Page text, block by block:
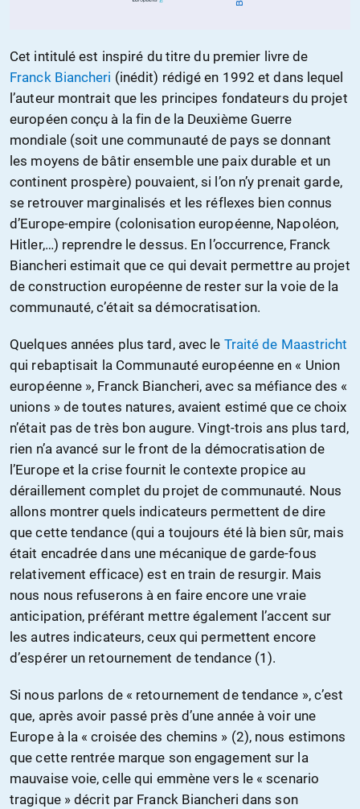
Cet intitulé est inspiré du titre du premier livre de
Franck Biancheri (inédit) rédigé en 1992 et dans lequel
l’auteur montrait que les principes fondateurs du projet
européen conçu à la fin de la Deuxième Guerre
mondiale (soit une communauté de pays se donnant
les moyens de bâtir ensemble une paix durable et un
continent prospère) pouvaient, si l’on n’y prenait garde,
se retrouver marginalisés et les réflexes bien connus
d’Europe-empire (colonisation européenne, Napoléon,
Hitler,…) reprendre le dessus. En l’occurrence, Franck
Biancheri estimait que ce qui devait permettre au projet
de construction européenne de rester sur la voie de la
communauté, c’était sa démocratisation.
Quelques années plus tard, avec le Traité de Maastricht
qui rebaptisait la Communauté européenne en « Union
européenne », Franck Biancheri, avec sa méfiance des «
unions » de toutes natures, avaient estimé que ce choix
n’était pas de très bon augure. Vingt-trois ans plus tard,
rien n’a avancé sur le front de la démocratisation de
l’Europe et la crise fournit le contexte propice au
déraillement complet du projet de communauté. Nous
allons montrer quels indicateurs permettent de dire
que cette tendance (qui a toujours été là bien sûr, mais
était encadrée dans une mécanique de garde-fous
relativement efficace) est en train de resurgir. Mais
nous nous refuserons à en faire encore une vraie
anticipation, préférant mettre également l’accent sur
les autres indicateurs, ceux qui permettent encore
d’espérer un retournement de tendance (1).
Si nous parlons de « retournement de tendance », c’est
que, après avoir passé près d’une année à voir une
Europe à la « croisée des chemins » (2), nous estimons
que cette rentrée marque son engagement sur la
mauvaise voie, celle qui emmène vers le « scenario
tragique » décrit par Franck Biancheri dans son